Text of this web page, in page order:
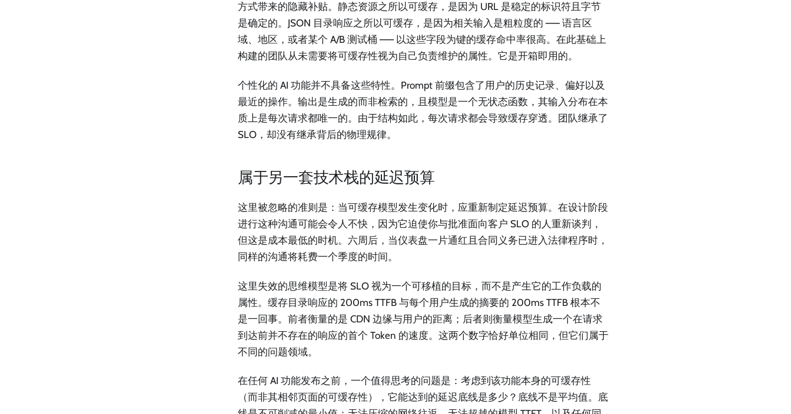
方式带来的隐藏补贴。静态资源之所以可缓存，是因为 URL 是稳定的标识符且字节
是确定的。JSON 目录响应之所以可缓存，是因为相关输入是粗粒度的 —— 语言区
域、地区，或者某个 A/B 测试桶 —— 以这些字段为键的缓存命中率很高。在此基础上
构建的团队从未需要将可缓存性视为自己负责维护的属性。它是开箱即用的。
个性化的 AI 功能并不具备这些特性。Prompt 前缀包含了用户的历史记录、偏好以及
最近的操作。输出是生成的而非检索的，且模型是一个无状态函数，其输入分布在本
质上是每次请求都唯一的。由于结构如此，每次请求都会导致缓存穿透。团队继承了
SLO，却没有继承背后的物理规律。
属于另一套技术栈的延迟预算
这里被忽略的准则是：当可缓存模型发生变化时，应重新制定延迟预算。在设计阶段
进行这种沟通可能会令人不快，因为它迫使你与批准面向客户 SLO 的人重新谈判，
但这是成本最低的时机。六周后，当仪表盘一片通红且合同义务已进入法律程序时，
同样的沟通将耗费一个季度的时间。
这里失效的思维模型是将 SLO 视为一个可移植的目标，而不是产生它的工作负载的
属性。缓存目录响应的 200ms TTFB 与每个用户生成的摘要的 200ms TTFB 根本不
是一回事。前者衡量的是 CDN 边缘与用户的距离；后者则衡量模型生成一个在请求
到达前并不存在的响应的首个 Token 的速度。这两个数字恰好单位相同，但它们属于
不同的问题领域。
在任何 AI 功能发布之前，一个值得思考的问题是：考虑到该功能本身的可缓存性
（而非其相邻页面的可缓存性），它能达到的延迟底线是多少？底线不是平均值。底